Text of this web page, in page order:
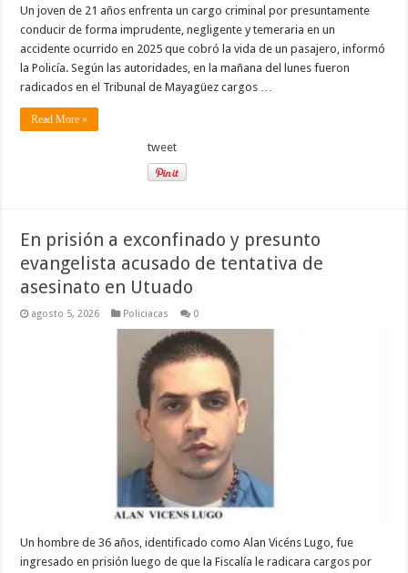
Un joven de 21 años enfrenta un cargo criminal por presuntamente
conducir de forma imprudente, negligente y temeraria en un
accidente ocurrido en 2025 que cobró la vida de un pasajero, informó
la Policía. Según las autoridades, en la mañana del lunes fueron
radicados en el Tribunal de Mayagüez cargos …
Read More »
tweet
En prisión a exconfinado y presunto
evangelista acusado de tentativa de
asesinato en Utuado
agosto 5, 2026 Policiacas 0
Un hombre de 36 años, identificado como Alan Vicéns Lugo, fue
ingresado en prisión luego de que la Fiscalía le radicara cargos por